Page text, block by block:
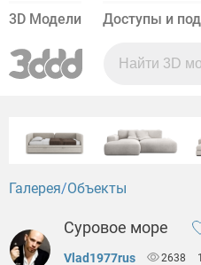
3D Модели Доступы и
Галерея Объекты
Суровое море
Vlad1977rus 2638